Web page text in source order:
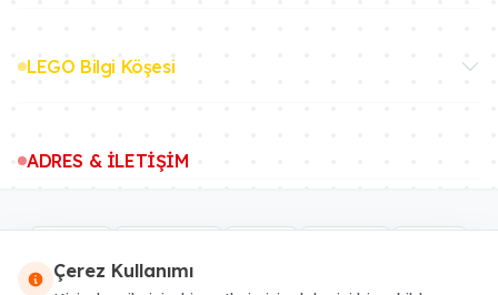
LEGO Bilgi Köşesi
ADRES & İLETİŞİM
Çerez Kullanımı